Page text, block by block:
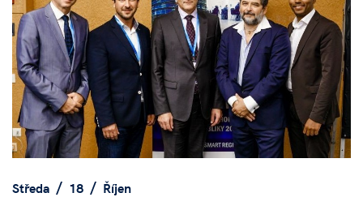
Středa 18
Říjen